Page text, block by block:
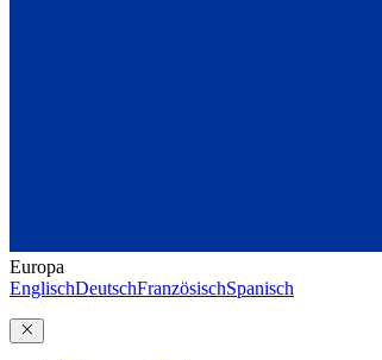
Europa
EnglischDeutschFranzösischSpanisch